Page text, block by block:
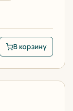
В корзину: Отчет
В корзину
и элементов